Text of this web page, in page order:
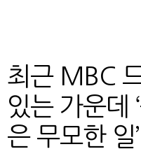
최근 MBC
있는 가운데
은 무모한